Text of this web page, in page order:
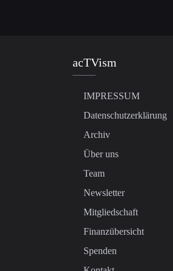
acTVism
IMPRESSUM
Datenschutzerklärung
Archiv
Über uns
Team
Newsletter
Mitgliedschaft
Finanzübersicht
Spenden